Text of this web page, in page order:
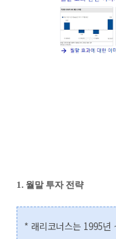
1. 월말 투자 전략
* 래리코너스는 1995년